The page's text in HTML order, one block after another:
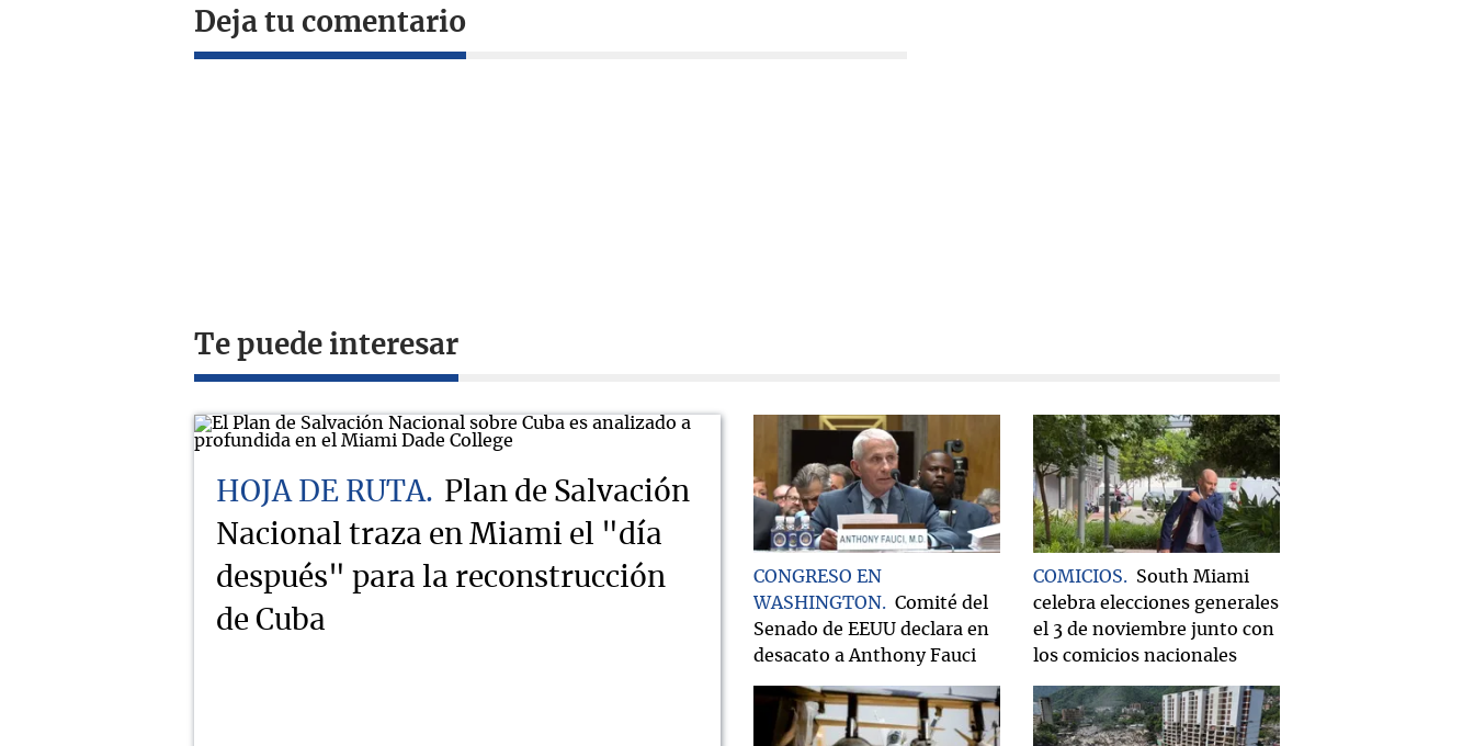
Deja tu comentario
Te puede interesar
HOJA DE RUTA
Plan de Salvación
Nacional traza en Miami el "día
después" para la reconstrucción
de Cuba
CONGRESO EN
WASHINGTON
Comité del
Senado de EEUU declara en
desacato a Anthony Fauci
COMICIOS
South Miami
celebra elecciones generales
el 3 de noviembre junto con
los comicios nacionales